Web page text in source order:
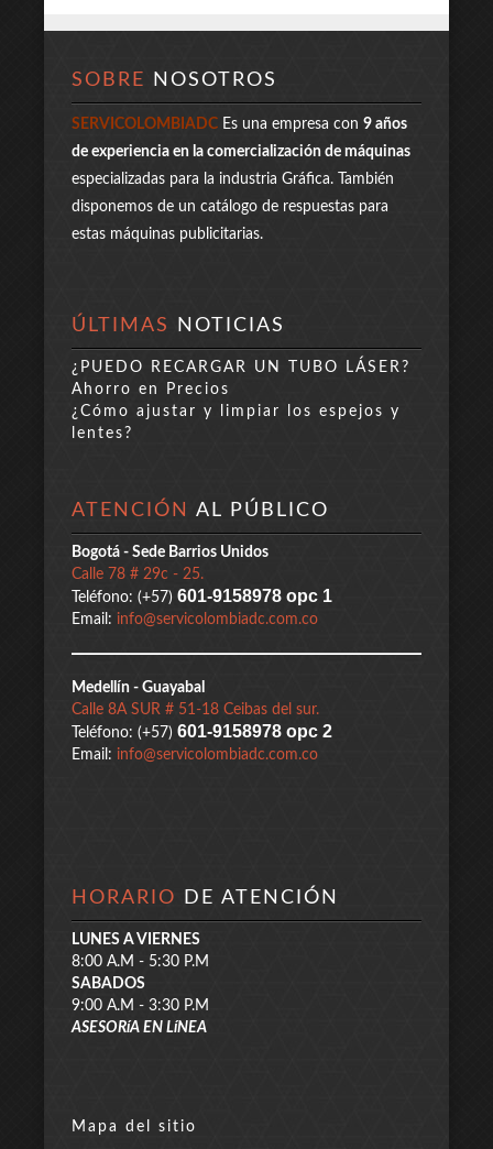
SOBRE NOSOTROS
SERVICOLOMBIADC Es una empresa con 9 años
de experiencia en la comercialización de máquinas
especializadas para la industria Gráfica. También
disponemos de un catálogo de respuestas para
estas máquinas publicitarias.
ÚLTIMAS NOTICIAS
¿PUEDO RECARGAR UN TUBO LÁSER?
Ahorro en Precios
¿Cómo ajustar y limpiar los espejos y
lentes?
ATENCIÓN AL PÚBLICO
Bogotá - Sede Barrios Unidos
Calle 78 # 29c - 25.
Teléfono: (+57) 601-9158978 opc 1
Email: info@servicolombiadc.com.co
Medellín - Guayabal
Calle 8A SUR # 51-18 Ceibas del sur.
Teléfono: (+57) 601-9158978 opc 2
Email: info@servicolombiadc.com.co
HORARIO DE ATENCIÓN
LUNES A VIERNES
8:00 A.M - 5:30 P.M
SABADOS
9:00 A.M - 3:30 P.M
ASESORíA EN LíNEA
Mapa del sitio